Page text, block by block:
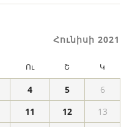
Հունիսի 2021
Ու Շ Կ
4 5
6
11 12
13